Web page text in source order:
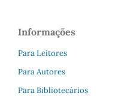
Informações
Para Leitores
Para Autores
Para Bibliotecários